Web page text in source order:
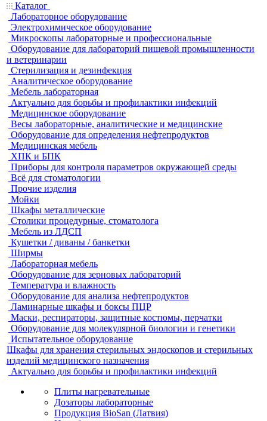
Каталог
Лабораторное оборудование
Электрохимическое оборудование
Микроскопы лабораторные и профессиональные
Оборудование для лабораторий пищевой промышленности
и ветеринарии
Стерилизация и дезинфекция
Аналитическое оборудование
Мебель лабораторная
Актуально для борьбы и профилактики инфекций
Медицинское оборудование
Весы лабораторные, аналитические и медицинские
Оборудование для определения нефтепродуктов
Медицинская мебель
ХПК и БПК
Приборы для контроля параметров окружающей среды
Всё для стоматологии
Прочие изделия
Мойки
Шкафы металлические
Столики процедурные, стоматолога
Мебель из ЛДСП
Кушетки / диваны / банкетки
Ширмы
Лабораторная мебель
Оборудование для зерновых лабораторий
Температура и влажность
Оборудование для анализа нефтепродуктов
Ламинарные шкафы и боксы ПЦР
Маски, респираторы, защитные костюмы, перчатки
Оборудование для молекулярной биологии и генетики
Испытательное оборудование
Шкафы для хранения стерильных эндоскопов и стерильных
изделий медицинского назначения
Актуально для борьбы и профилактики инфекций
Плиты нагревательные
Дозаторы лабораторные
Продукция BioSan (Латвия)